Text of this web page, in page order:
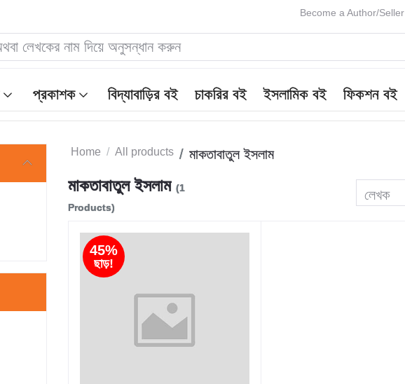
Become a Author/Seller
প্রকাশক বিদ্যাবাড়ির বই চাকরির বই ইসলামিক বই ফিকশন বই
Home All products মাকতাবাতুল ইসলাম
মাকতাবাতুল ইসলাম (1
Products)
লেখক
45%
ছাড়!